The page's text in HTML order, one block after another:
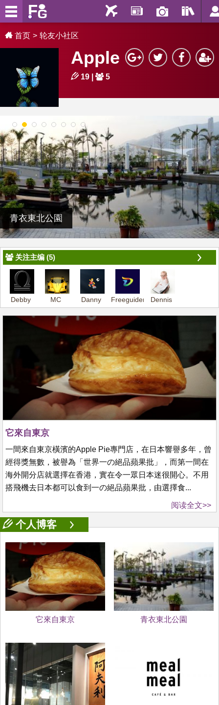
首页 轮友小社区
Apple
19 5
青衣東北公園
1 2 3 4 5 6 7 8
关注主编 (5)
Debby MC Danny
Freeguider-
Dennis
它來自東京
一間來自東京橫濱的Apple Pie專門店，在日本響譽多年，曾
經得獎無數，被譽為「世界一の絕品蘋果批」，而第一間在
海外開分店就選擇在香港，實在令一眾日本迷很開心。不用
搭飛機去日本都可以食到一の絕品蘋果批，由選擇食...
阅读全文>>
个人博客
它來自東京 青衣東北公園